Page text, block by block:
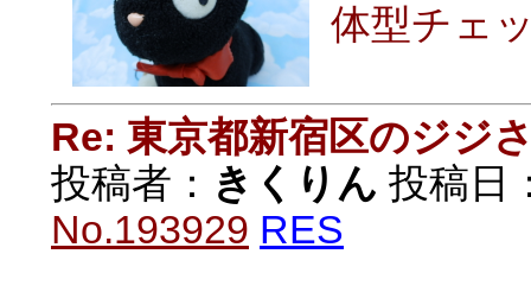
体型チェ
Re: 東京都新宿区のジジ
投稿者： きくりん 投稿日
No.193929 RES